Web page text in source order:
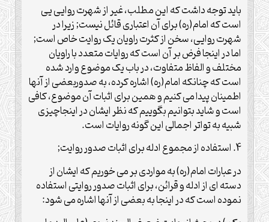
باید توجه داشت که این مطلب، غیر از شهرت روایی یی
است که امام(ره) برای آن اعتباری قائل نیست; زیرا در
شهرت روایی، سخن از کثرت راویان یک روایت خاص است;
اما در اینجا فرض بر آن است که روایات متعدد با راویان
مختلف و الفاظ متفاوت، در باب یک موضوع وارد شده
است که چنانکه امام(ره) اشاره کرده، به صدوربعضی از آنها
اطمینان پیدا می کنیم و همین برای اثبات آن موضوع، کافی
است و شاید بتوانیم بگوییم که نظر ایشان در اینجاچیزی
شبیه به تواتر اجمالی این گونه روایات است.
4. استفاده از مجموع ادله برای اثبات صدور روایت;
در عبارات امام(ره) به مواردی بر می خوریم که ایشان از
دسته ای از ادله و قرائن، برای اثبات صدور روایتی استفاده
نموده است که در اینجا به بعضی از آنها اشاره می شود: